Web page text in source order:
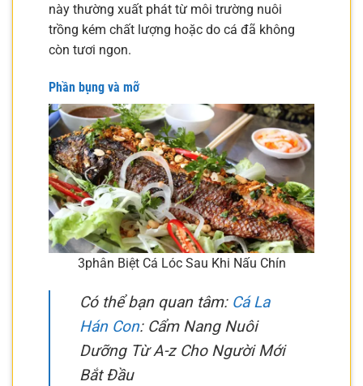
này thường xuất phát từ môi trường nuôi
trồng kém chất lượng hoặc do cá đã không
còn tươi ngon.
Phần bụng và mỡ
3phân Biệt Cá Lóc Sau Khi Nấu Chín
Có thể bạn quan tâm: Cá La
Hán Con: Cẩm Nang Nuôi
Dưỡng Từ A-z Cho Người Mới
Bắt Đầu